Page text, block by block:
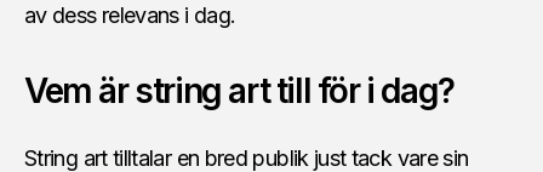
av dess relevans i dag.
Vem är string art till för i dag?
String art tilltalar en bred publik just tack vare sin